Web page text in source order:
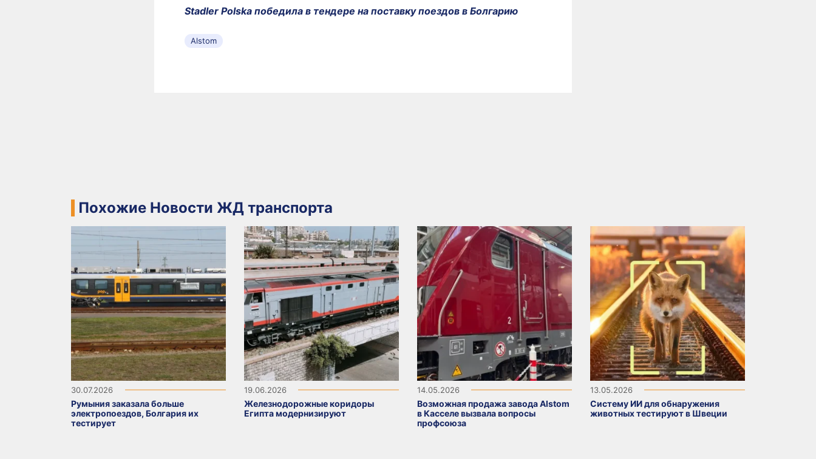
Stadler Polska победила в тендере на поставку поездов в Болгарию
Alstom
Похожие Новости ЖД транспорта
30.07.2026
Румыния заказала больше
электропоездов, Болгария их
тестирует
19.06.2026
Железнодорожные коридоры
Египта модернизируют
14.05.2026
Возможная продажа завода Alstom
в Касселе вызвала вопросы
профсоюза
13.05.2026
Систему ИИ для обнаружения
животных тестируют в Швеции